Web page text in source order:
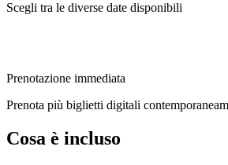
Scegli tra le diverse date disponibili
Prenotazione immediata
Prenota più biglietti digitali
Cosa è incluso